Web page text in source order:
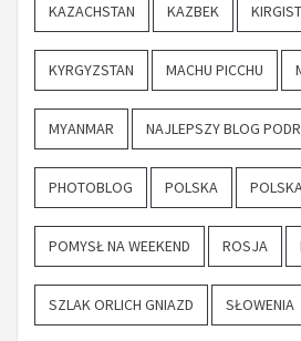
KAZACHSTAN KAZBEK
KYRGYZSTAN MACHU PICCHU
MYANMAR NAJLEPSZY BLOG
PHOTOBLOG POLSKA
POMYSŁ NA WEEKEND ROSJA
SZLAK ORLICH GNIAZD SŁOWENIA